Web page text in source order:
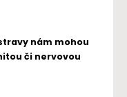
nám mohou
či nervovou